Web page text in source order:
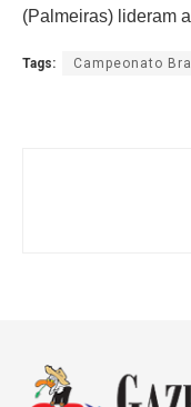
(Palmeiras) lideram
Tags: Campeonato